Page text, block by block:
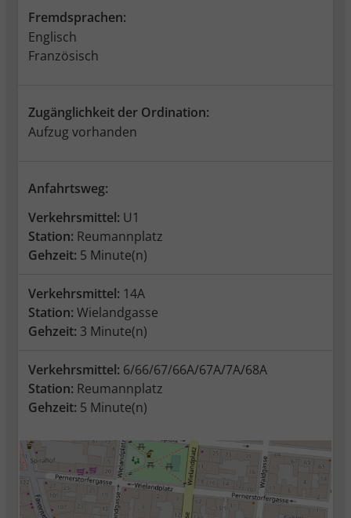
Fremdsprachen:
Englisch
Französisch
Zugänglichkeit der Ordination:
Aufzug vorhanden
Anfahrtsweg:
Verkehrsmittel: U1
Station: Reumannplatz
Gehzeit: 5 Minute(n)
Verkehrsmittel: 14A
Station: Wielandgasse
Gehzeit: 3 Minute(n)
Verkehrsmittel: 6/66/67/66A/67A/7A/68A
Station: Reumannplatz
Gehzeit: 5 Minute(n)